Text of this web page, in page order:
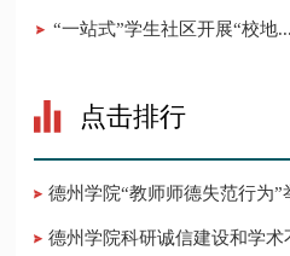
“一站式”学生社区开展“校地...
点击排行
德州学院“教师师德失范行为”
德州学院科研诚信建设和学术不端行为举报投诉电